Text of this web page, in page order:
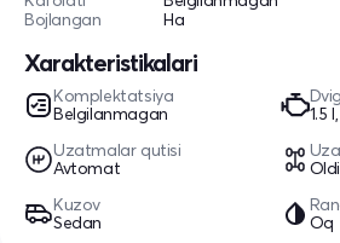
Bojlangan
Ha
Xarakteristikalari
Komplektatsiya
Belgilanmagan
1.5
Uzatmalar qutisi
Avtomat
Oldi
Kuzov
Sedan
Oq